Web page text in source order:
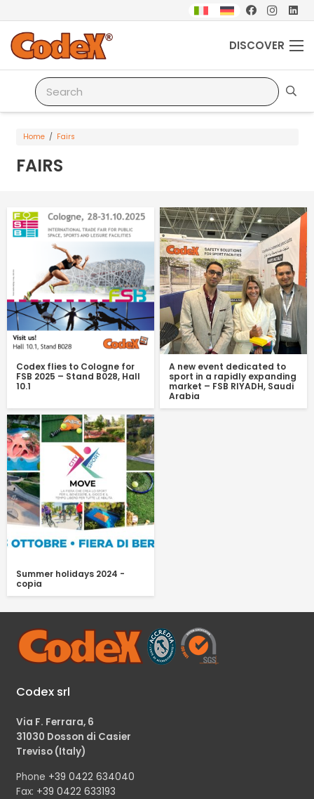
DISCOVER
Home / Fairs
FAIRS
Codex flies to Cologne for
FSB 2025 – Stand B028, Hall
10.1
A new event dedicated to
sport in a rapidly expanding
market – FSB RIYADH, Saudi
Arabia
Summer holidays 2024 -
copia
Codex srl
Via F. Ferrara, 6
31030 Dosson di Casier
Treviso (Italy)
Phone +39 0422 634040
Fax: +39 0422 633193